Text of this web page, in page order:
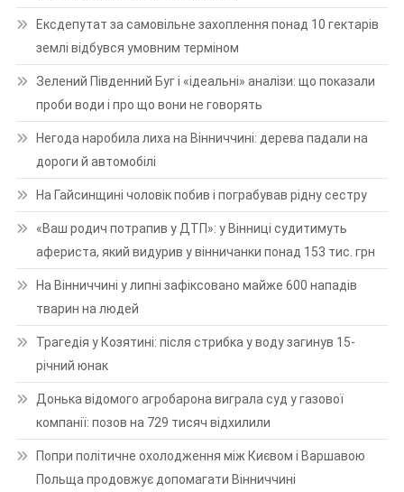
Ексдепутат за самовільне захоплення понад 10 гектарів
землі відбувся умовним терміном
Зелений Південний Буг і «ідеальні» аналізи: що показали
проби води і про що вони не говорять
Негода наробила лиха на Вінниччині: дерева падали на
дороги й автомобілі
На Гайсинщині чоловік побив і пограбував рідну сестру
«Ваш родич потрапив у ДТП»: у Вінниці судитимуть
афериста, який видурив у вінничанки понад 153 тис. грн
На Вінниччині у липні зафіксовано майже 600 нападів
тварин на людей
Трагедія у Козятині: після стрибка у воду загинув 15-
річний юнак
Донька відомого агробарона виграла суд у газової
компанії: позов на 729 тисяч відхилили
Попри політичне охолодження між Києвом і Варшавою
Польща продовжує допомагати Вінниччині